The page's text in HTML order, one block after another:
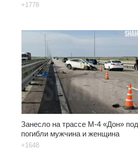
+1778
Занесло на трассе М-4 «Дон»
погибли мужчина и женщина
+1648